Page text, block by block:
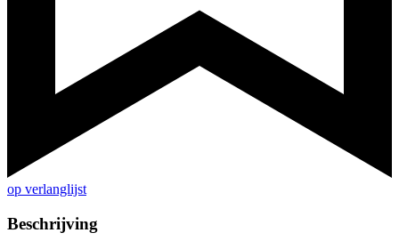
op verlanglijst
Beschrijving